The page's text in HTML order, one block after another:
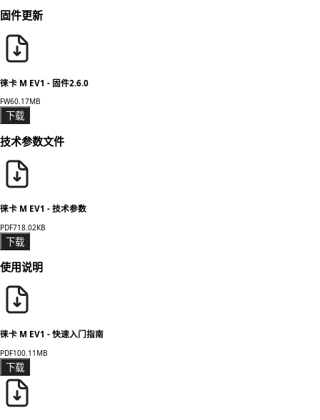
固件更新
徕卡 M EV1 - 固件2.6.0
FW60.17MB
下载
技术参数文件
徕卡 M EV1 - 技术参数
PDF718.02KB
下载
使用说明
徕卡 M EV1 - 快速入门指南
PDF100.11MB
下载